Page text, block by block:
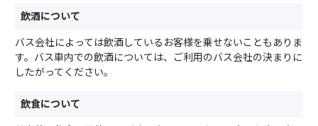
飲酒について
バス会社によっては飲酒しているお客様を乗せないこともありま
す。バス車内での飲酒については、ご利用のバス会社の決まりに
したがってください。
飲食について